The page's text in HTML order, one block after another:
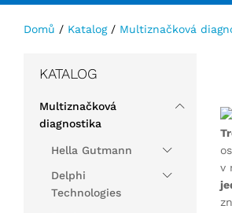
Domů / Katalog / Multiznačková
v
KATALOG
Multiznačková
diagnostika
Hella Gutmann
Delphi
Technologies